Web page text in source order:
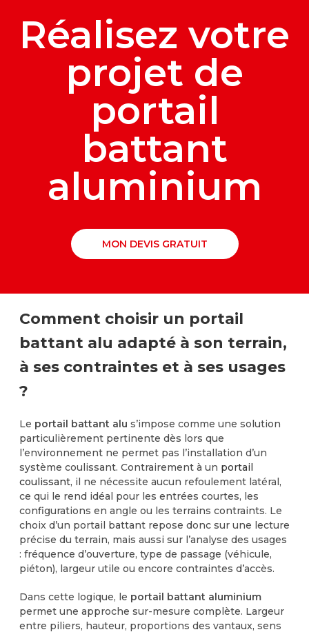
Réalisez votre
projet de
portail
battant
aluminium
MON DEVIS GRATUIT
Comment choisir un portail
battant alu adapté à son terrain,
à ses contraintes et à ses usages
?
Le portail battant alu s’impose comme une solution
particulièrement pertinente dès lors que
l’environnement ne permet pas l’installation d’un
système coulissant. Contrairement à un portail
coulissant, il ne nécessite aucun refoulement latéral,
ce qui le rend idéal pour les entrées courtes, les
configurations en angle ou les terrains contraints. Le
choix d’un portail battant repose donc sur une lecture
précise du terrain, mais aussi sur l’analyse des usages
: fréquence d’ouverture, type de passage (véhicule,
piéton), largeur utile ou encore contraintes d’accès.
Dans cette logique, le portail battant aluminium
permet une approche sur-mesure complète. Largeur
entre piliers, hauteur, proportions des vantaux, sens